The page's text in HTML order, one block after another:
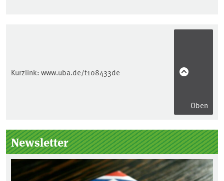
Kurzlink: www.uba.de/t108433de
Oben
Seitenleiste
Newsletter